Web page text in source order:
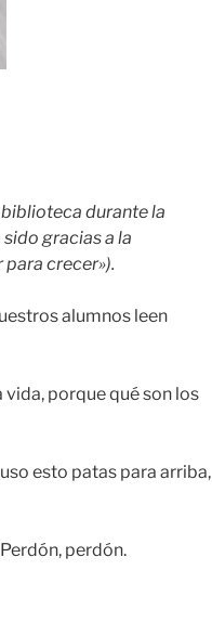
durante la
gracias a la
crecer»).
alumnos leen
vida, porque qué son los
esto patas para arriba,
perdón.